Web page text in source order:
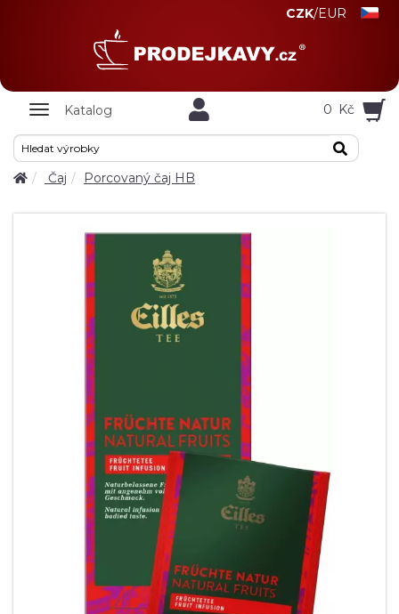
CZK/EUR
Zobrazit
Katalog 0 Kč
Čaj Porcovaný čaj HB